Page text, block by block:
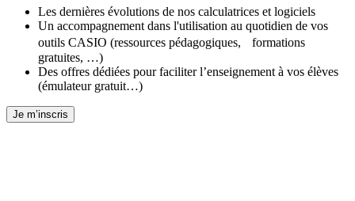
Les dernières évolutions de nos calculatrices et logiciels
Un accompagnement dans l'utilisation au quotidien de vos
outils CASIO (ressources pédagogiques, formations
gratuites, …)
Des offres dédiées pour faciliter l’enseignement à vos élèves
(émulateur gratuit…)
Je m’inscris